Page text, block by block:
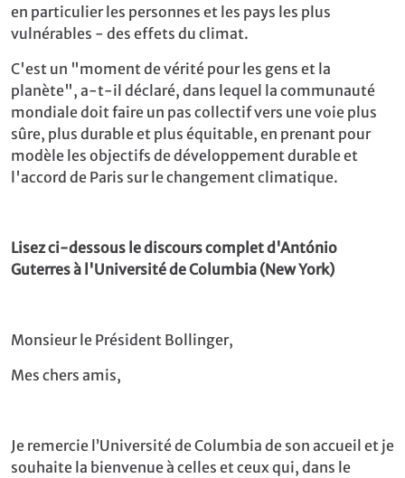
en particulier les personnes et les pays les plus
vulnérables - des effets du climat.
C'est un "moment de vérité pour les gens et la
planète", a-t-il déclaré, dans lequel la communauté
mondiale doit faire un pas collectif vers une voie plus
sûre, plus durable et plus équitable, en prenant pour
modèle les objectifs de développement durable et
l'accord de Paris sur le changement climatique.
Lisez ci-dessous le discours complet d'António
Guterres à l'Université de Columbia (New York)
Monsieur le Président Bollinger,
Mes chers amis,
Je remercie l’Université de Columbia de son accueil et je
souhaite la bienvenue à celles et ceux qui, dans le